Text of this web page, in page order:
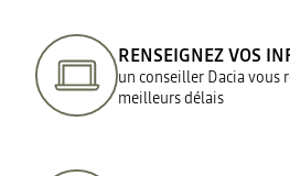
RENSEIGNEZ VOS
un conseiller Dacia vous
meilleurs délais